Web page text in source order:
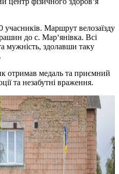
учасників. Маршрут велозаїзду
до с. Мар‘янівка. Всі
мужність, здолавши таку
отримав медаль та приємний
та незабутні враження.